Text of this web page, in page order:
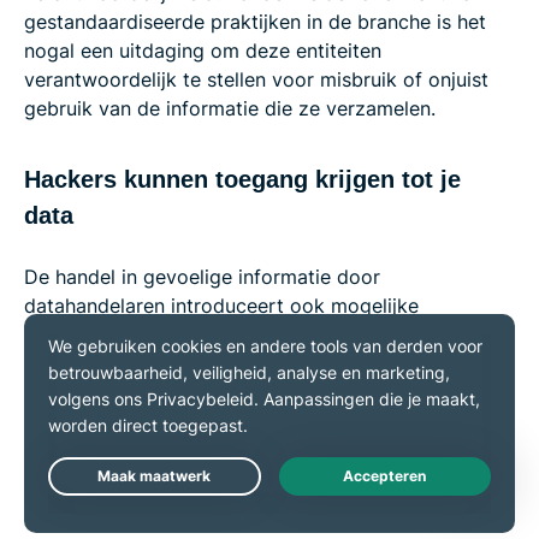
gestandaardiseerde praktijken in de branche is het
nogal een uitdaging om deze entiteiten
verantwoordelijk te stellen voor misbruik of onjuist
gebruik van de informatie die ze verzamelen.
Hackers kunnen toegang krijgen tot je
data
De handel in gevoelige informatie door
datahandelaren introduceert ook mogelijke
veiligheidskwetsbaarheden. In het geval van een
datalek of een cyberaanval zou deze waardevolle
informatie in verkeerde handen kunnen vallen en
daardoor mensen aan allerlei risico’s blootstellen, van
Zo heeft 68% van de automerken een slechte staat
Live Chat